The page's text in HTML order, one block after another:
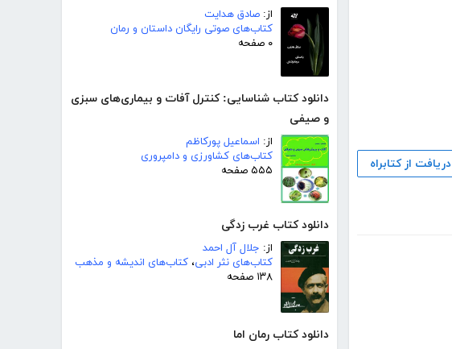
از: صادق هدایت
کتاب‌های صوتی رایگان داستان و رمان
۰ صفحه
دانلود کتاب شناسایی: کنترل آفات و بیماری‌های سبزی
و صیفی
از: اسماعیل پورکاظم
کتاب‌های کشاورزی و دامپروری
۵۵۵ صفحه
دانلود کتاب غرب زدگی
از: جلال آل احمد
کتاب‌های نثر ادبی، کتاب‌های اندیشه و مذهب
۱۳۸ صفحه
دانلود کتاب رمان اما
دریافت از کتابراه